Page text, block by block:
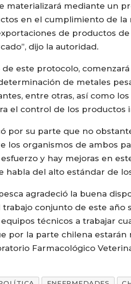
materializará mediante un
en el cumplimiento de la
de productos
dijo la autoridad.
este protocolo,
de metales
entre otras, así como
el control de los productos
por su parte que no
organismos de ambos
y hay mejoras en
habla del alto estándar de
agradeció la buena
conjunto de este año
técnicos a trabajar
por la parte chilena estarán
Farmacológico